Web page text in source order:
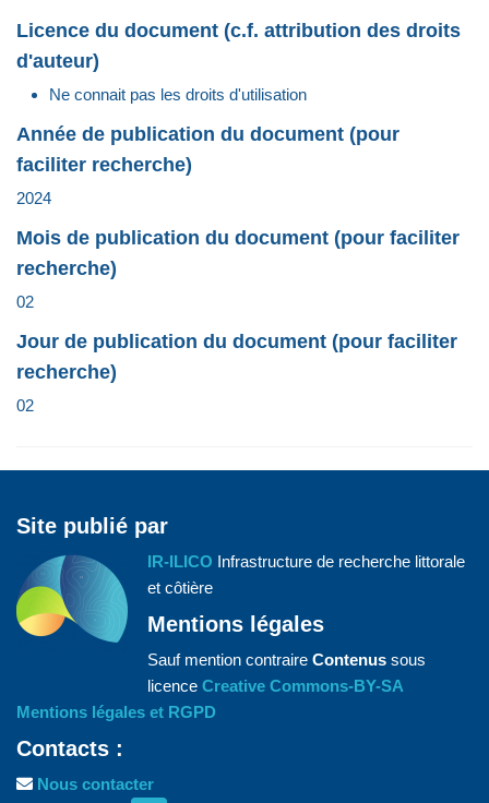
Licence du document (c.f. attribution des droits
d'auteur)
Ne connait pas les droits d'utilisation
Année de publication du document (pour
faciliter recherche)
2024
Mois de publication du document (pour faciliter
recherche)
02
Jour de publication du document (pour faciliter
recherche)
02
Site publié par
IR-ILICO Infrastructure de recherche littorale
et côtière
Mentions légales
Sauf mention contraire Contenus sous
licence Creative Commons-BY-SA
Mentions légales et RGPD
Contacts :
Nous contacter